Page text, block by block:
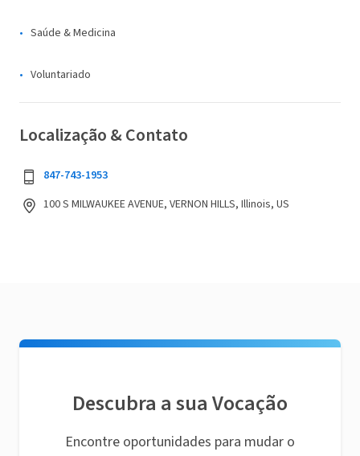
Saúde & Medicina
Voluntariado
Localização & Contato
847-743-1953
100 S MILWAUKEE AVENUE, VERNON HILLS, Illinois, US
Descubra a sua Vocação
Encontre oportunidades para mudar o